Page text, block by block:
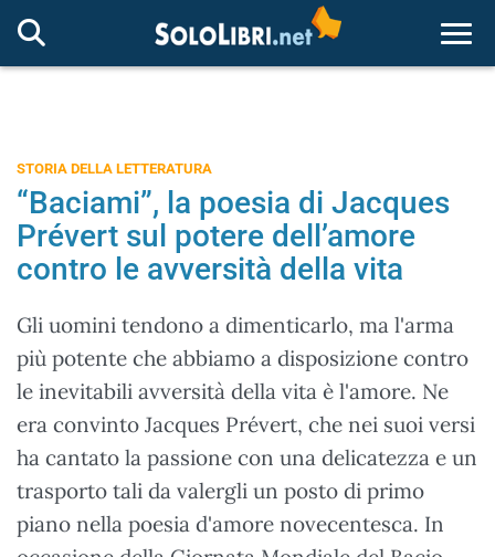
STORIA DELLA LETTERATURA
“Baciami”, la poesia di Jacques
Prévert sul potere dell’amore
contro le avversità della vita
Gli uomini tendono a dimenticarlo, ma l'arma
più potente che abbiamo a disposizione contro
le inevitabili avversità della vita è l'amore. Ne
era convinto Jacques Prévert, che nei suoi versi
ha cantato la passione con una delicatezza e un
trasporto tali da valergli un posto di primo
piano nella poesia d'amore novecentesca. In